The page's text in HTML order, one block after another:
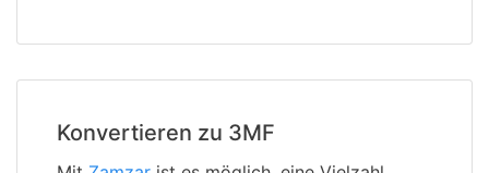
Konvertieren zu 3MF